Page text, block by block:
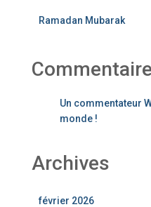
Ramadan Mubarak
Un commentateur
monde !
Archives
février 2026